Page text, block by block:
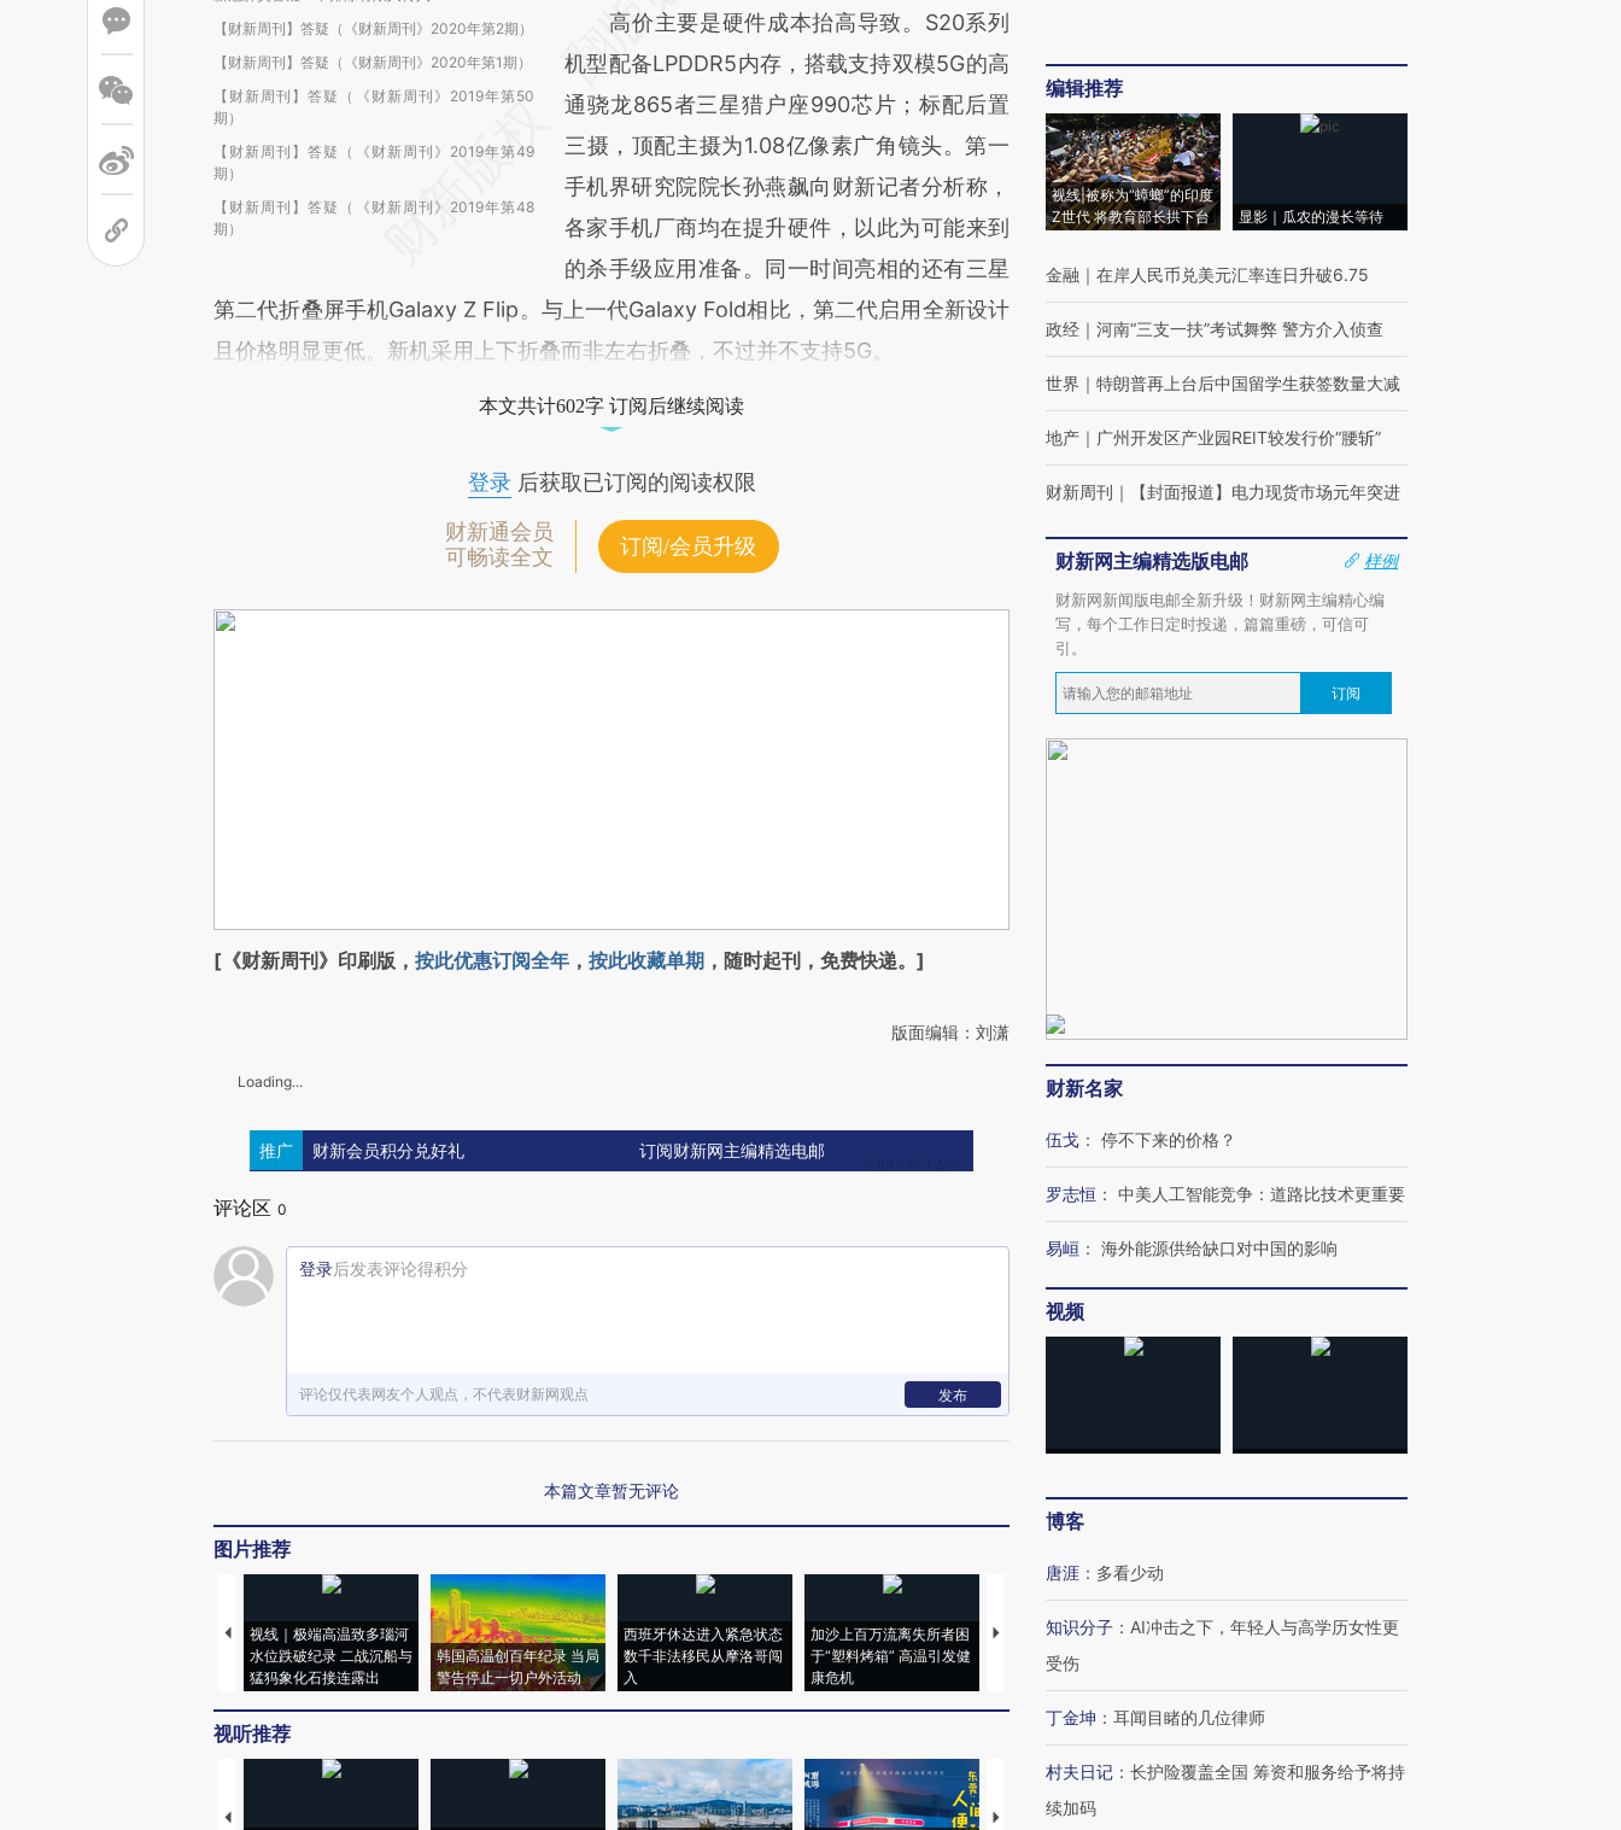
【财新周刊】答疑（《财新周刊》2020年第2期）
【财新周刊】答疑（《财新周刊》2020年第1期）
【财新周刊】答疑（《财新周刊》2019年第50
期）
【财新周刊】答疑（《财新周刊》2019年第49
期）
【财新周刊】答疑（《财新周刊》2019年第48
期）
高价主要是硬件成本抬高导致。S20系列
机型配备LPDDR5内存，搭载支持双模5G的高
通骁龙865者三星猎户座990芯片；标配后置
三摄，顶配主摄为1.08亿像素广角镜头。第一
手机界研究院院长孙燕飙向财新记者分析称，
各家手机厂商均在提升硬件，以此为可能来到
的杀手级应用准备。同一时间亮相的还有三星
第二代折叠屏手机Galaxy Z Flip。与上一代Galaxy Fold相比，第二代启用全新设计
且价格明显更低。新机采用上下折叠而非左右折叠，不过并不支持5G。
本文共计602字 订阅后继续阅读
登录后获取已订阅的阅读权限
财新通会员
可畅读全文
订阅/会员升级
[《财新周刊》印刷版， 按此优惠订阅全年 ， 按此收藏单期 ，随时起刊，免费快递。]
版面编辑：刘潇
Loading...
推广 财新会员积分兑好礼 订阅财新网主编精选电邮
评论区 0
登录后发表评论得积分
评论仅代表网友个人观点，不代表财新网观点 发布
本篇文章暂无评论
图片推荐
视线｜极端高温致多瑙河
水位跌破纪录 二战沉船与
猛犸象化石接连露出
韩国高温创百年纪录 当局
警告停止一切户外活动
西班牙休达进入紧急状态
数千非法移民从摩洛哥闯
入
加沙上百万流离失所者困
于“塑料烤箱” 高温引发健
康危机
视线｜HYROX的吸金
术：是什么让中产们甘
心“花钱找虐”？
马航飞行员跨国走私7万
视线｜被称为“蟑螂”的印
视听推荐
【推广】走进第四届链博
编辑推荐
视线|被称为“蟑螂”的印度
Z世代 将教育部长拱下台
显影｜瓜农的漫长等待
金融 ｜ 在岸人民币兑美元汇率连日升破6.75
政经 ｜ 河南“三支一扶”考试舞弊 警方介入侦查
世界 ｜ 特朗普再上台后中国留学生获签数量大减
地产 ｜ 广州开发区产业园REIT较发行价“腰斩”
财新周刊 ｜ 【封面报道】电力现货市场元年突进
财新网主编精选版电邮
样例
财新网新闻版电邮全新升级！财新网主编精心编
写，每个工作日定时投递，篇篇重磅，可信可
引。
订阅
财新名家
伍戈 ： 停不下来的价格？
罗志恒 ： 中美人工智能竞争：道路比技术更重要
易峘 ： 海外能源供给缺口对中国的影响
视频
博客
唐涯 ： 多看少动
知识分子 ： AI冲击之下，年轻人与高学历女性更
受伤
丁金坤 ： 耳闻目睹的几位律师
村夫日记 ： 长护险覆盖全国 筹资和服务给予将持
续加码